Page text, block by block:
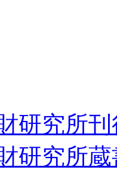
研究所
研究所